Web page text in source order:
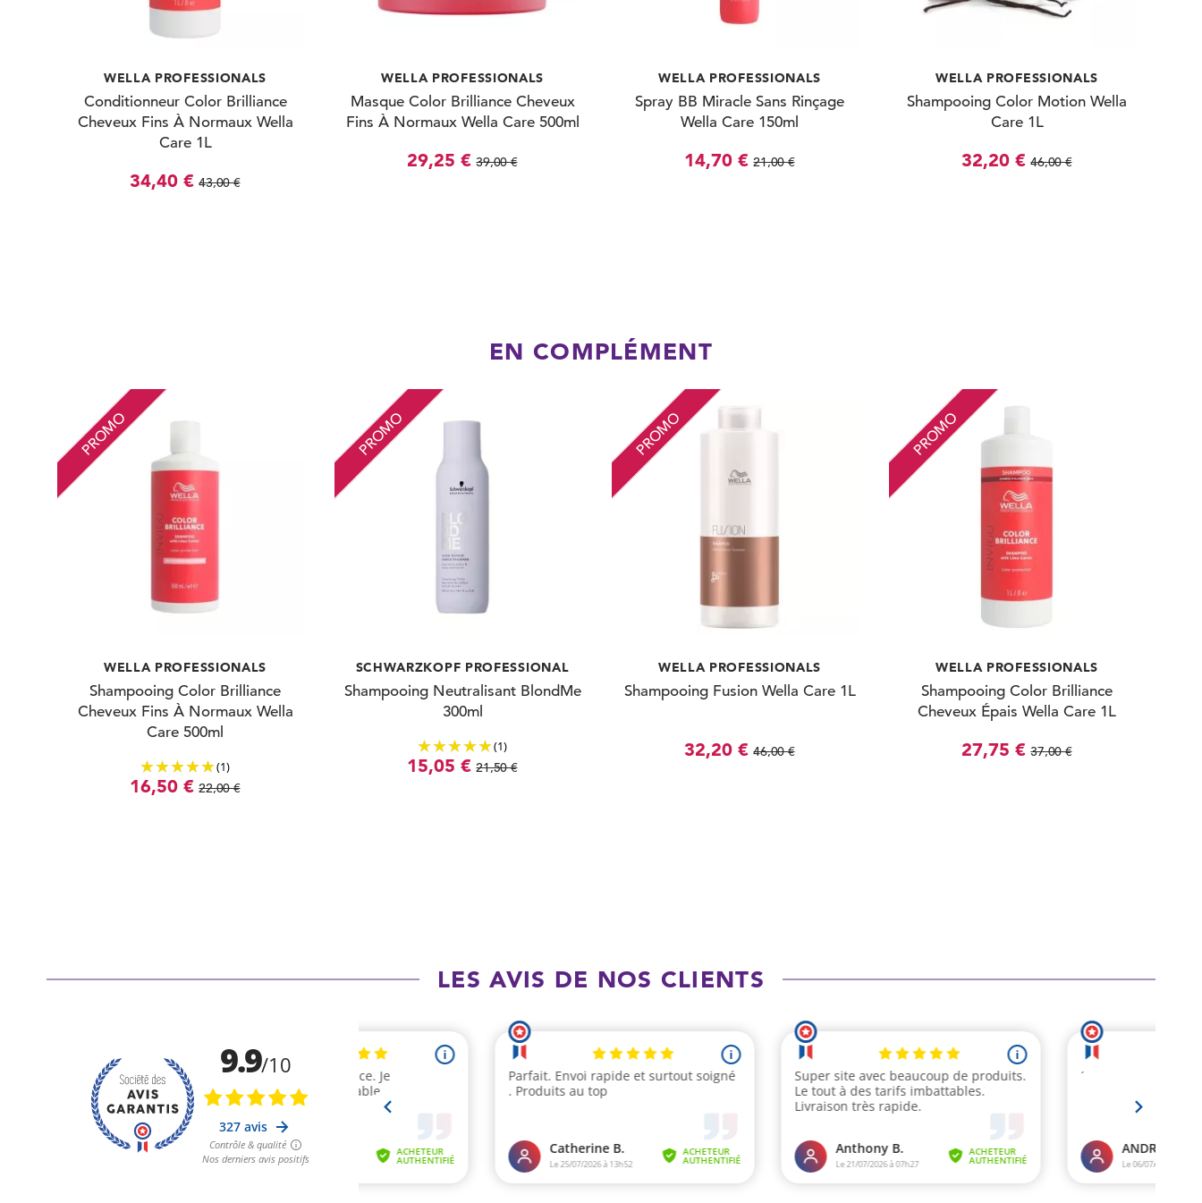
WELLA PROFESSIONALS
Conditionneur Color Brilliance
Cheveux Fins À Normaux Wella
Care 1L
34,40 € 43,00 €
WELLA PROFESSIONALS
Masque Color Brilliance Cheveux
Fins À Normaux Wella Care 500ml
29,25 € 39,00 €
WELLA PROFESSIONALS
Spray BB Miracle Sans Rinçage
Wella Care 150ml
14,70 € 21,00 €
WELLA PROFESSIONALS
Shampooing Color Motion Wella
Care 1L
32,20 € 46,00 €
EN COMPLÉMENT
PROMO
WELLA PROFESSIONALS
Shampooing Color Brilliance
Cheveux Fins À Normaux Wella
Care 500ml
(1)
16,50 € 22,00 €
PROMO
SCHWARZKOPF PROFESSIONAL
Shampooing Neutralisant BlondMe
300ml
(1)
15,05 € 21,50 €
PROMO
WELLA PROFESSIONALS
Shampooing Fusion Wella Care 1L
32,20 € 46,00 €
PROMO
WELLA PROFESSIONALS
Shampooing Color Brilliance
Cheveux Épais Wella Care 1L
27,75 € 37,00 €
LES AVIS DE NOS CLIENTS